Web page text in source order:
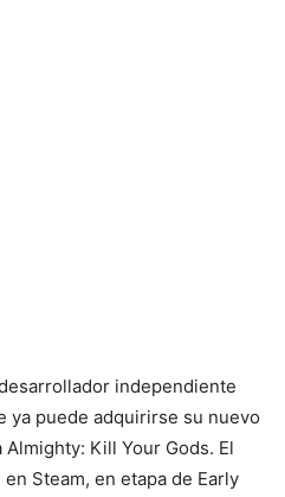
independiente
ya puede adquirirse su nuevo
Kill Your Gods. El
Steam, en etapa de Early